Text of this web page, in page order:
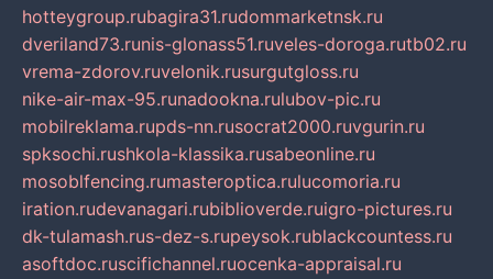
hotteygroup.rubagira31.rudommarketnsk.ru
dveriland73.runis-glonass51.ruveles-doroga.rutb02.ru
vrema-zdorov.ruvelonik.rusurgutgloss.ru
nike-air-max-95.runadookna.rulubov-pic.ru
mobilreklama.rupds-nn.rusocrat2000.ruvgurin.ru
spksochi.rushkola-klassika.rusabeonline.ru
mosoblfencing.rumasteroptica.rulucomoria.ru
iration.rudevanagari.rubiblioverde.ruigro-pictures.ru
dk-tulamash.rus-dez-s.rupeysok.rublackcountess.ru
asoftdoc.ruscifichannel.ruocenka-appraisal.ru